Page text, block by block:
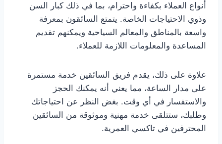
أنواع العملاء بكفاءة واحترام، بما في ذلك كبار السن
وذوي الاحتياجات الخاصة. يتمتع السائقون بمعرفة
واسعة بالمناطق والمعالم السياحية ويمكنهم تقديم
المساعدة والمعلومات اللازمة للعملاء.
علاوة على ذلك، يقدم فريق السائقين خدمة مستمرة
على مدار الساعة، مما يعني أنه يمكنك الحجز
والاستفسار في أي وقت. بغض النظر عن احتياجاتك
وطلبك، ستتلقى خدمة مهنية وموثوقة من السائقين
المحترفين في تاكسي العمرية.